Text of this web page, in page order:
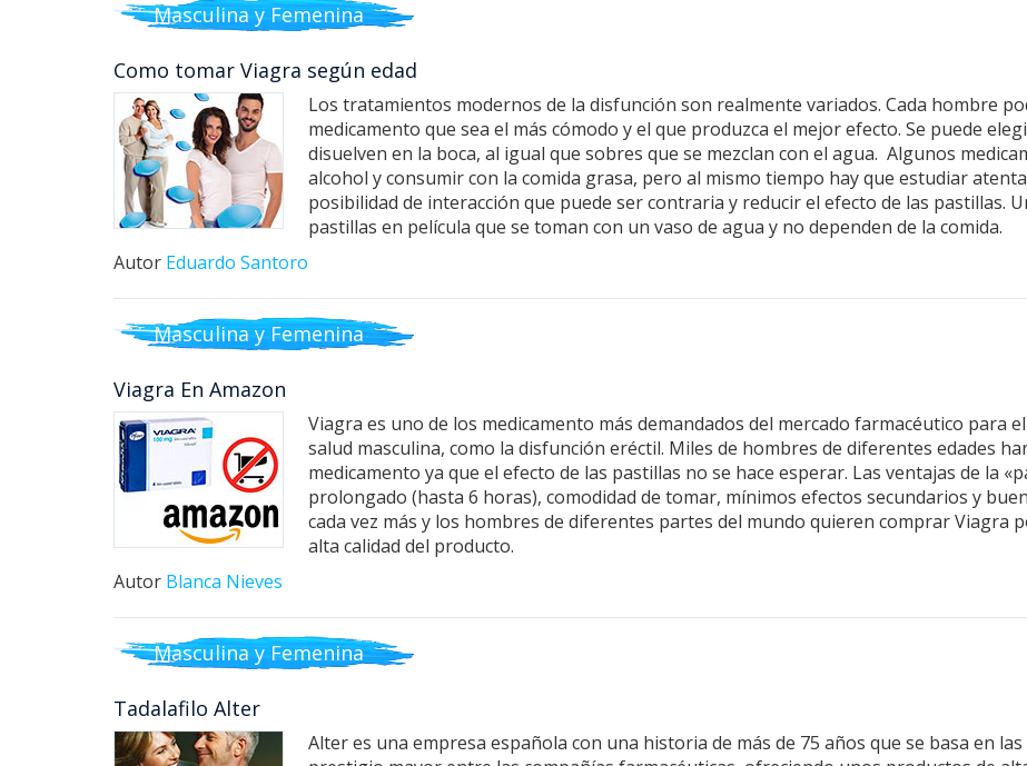
Masculina y Femenina
Como tomar Viagra según edad
Los tratamientos modernos de la disfunción son realmente variados. Cada hombre
medicamento que sea el más cómodo y el que produzca el mejor efecto. Se puede
disuelven en la boca, al igual que sobres que se mezclan con el agua. Algunos
alcohol y consumir con la comida grasa, pero al mismo tiempo hay que estudiar
posibilidad de interacción que puede ser contraria y reducir el efecto de las pastillas.
pastillas en película que se toman con un vaso de agua y no dependen de la comida.
Autor Eduardo Santoro
Masculina y Femenina
Viagra En Amazon
Viagra es uno de los medicamento más demandados del mercado farmacéutico para
salud masculina, como la disfunción eréctil. Miles de hombres de diferentes edades
medicamento ya que el efecto de las pastillas no se hace esperar. Las ventajas de la
prolongado (hasta 6 horas), comodidad de tomar, mínimos efectos secundarios y
cada vez más y los hombres de diferentes partes del mundo quieren comprar Viagra
alta calidad del producto.
Autor Blanca Nieves
Masculina y Femenina
Tadalafilo Alter
Alter es una empresa española con una historia de más de 75 años que se basa en